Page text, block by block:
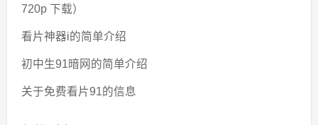
720p 下载）
看片神器i的简单介绍
初中生91暗网的简单介绍
关于免费看片91的信息